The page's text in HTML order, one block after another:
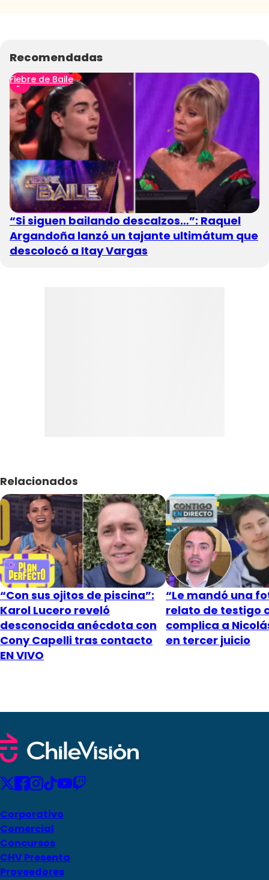
Recomendadas
Fiebre de Baile
“Si siguen bailando descalzos…”: Raquel
Argandoña lanzó un tajante ultimátum que
descolocó a Itay Vargas
Relacionados
“Con sus ojitos de piscina”:
Karol Lucero reveló
desconocida anécdota con
Cony Capelli tras contacto
EN VIVO
“Le mandó una
relato de testigo
complica a
en tercer juicio
Corporativo
Comercial
Concursos
CHV Presenta
Proveedores